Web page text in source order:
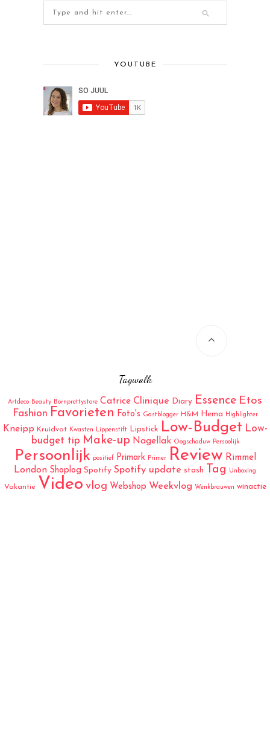
YOUTUBE
Tagwolk
Artdeco Beauty Bornprettystore Catrice Clinique Diary Essence Etos
Fashion Favorieten Foto's Gastblogger H&M Hema Highlighter
Kneipp Kruidvat Kwasten Lippenstift Lipstick Low-Budget Low-
budget tip Make-up Nagellak Oogschaduw Persoolijk
Persoonlijk positief Primark Primer Review Rimmel
London Shoplog Spotify Spotify update stash Tag Unboxing
Vakantie Video vlog Webshop Weekvlog Wenkbrauwen winactie